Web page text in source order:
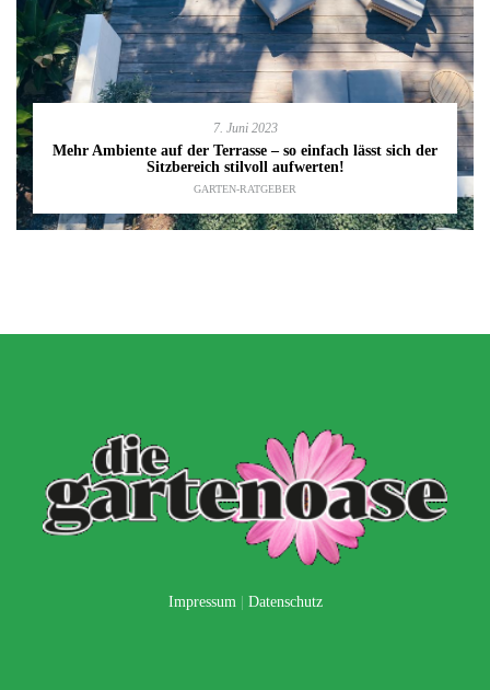
7. Juni 2023
Mehr Ambiente auf der Terrasse – so einfach lässt sich der
Sitzbereich stilvoll aufwerten!
GARTEN-RATGEBER
Impressum Datenschutz